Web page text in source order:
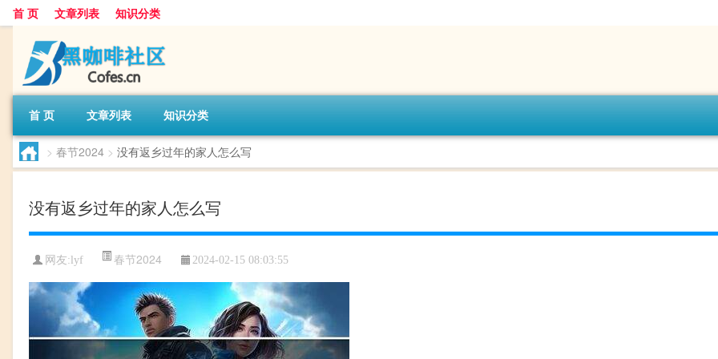
首 页 文章列表 知识分类
首 页 文章列表 知识分类
> 春节2024 > 没有返乡过年的家人怎么写
没有返乡过年的家人怎么写
网友: lyf 春节2024 2024-02-15 08:03:55